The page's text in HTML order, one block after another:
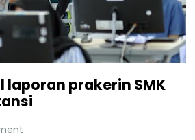
laporan prakerin SMK